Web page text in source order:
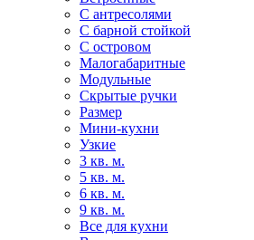
С антресолями
С барной стойкой
С островом
Малогабаритные
Модульные
Скрытые ручки
Размер
Мини-кухни
Узкие
3 кв. м.
5 кв. м.
6 кв. м.
9 кв. м.
Все для кухни